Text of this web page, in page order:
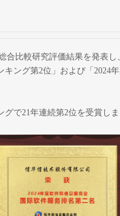
合比較研究評価結果を発表
ング第2位」および「2024
で21年連続第2位を受賞しま